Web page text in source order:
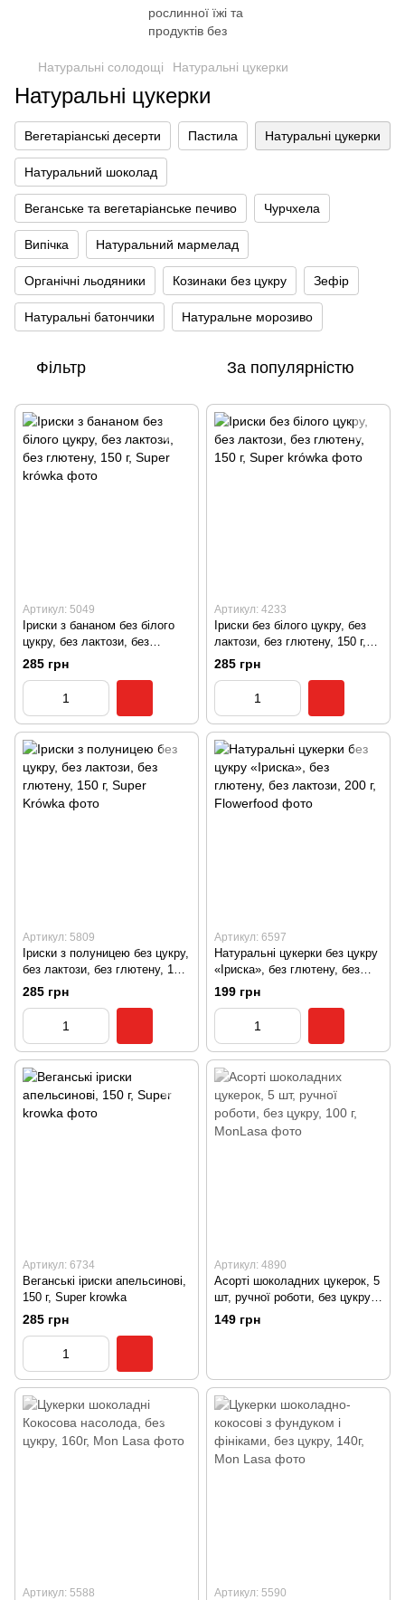
Натуральні солодощі Натуральні цукерки
Натуральні цукерки
Вегетаріанські десерти Пастила Натуральні цукерки
Натуральний шоколад
Веганське та вегетаріанське печиво Чурчхела
Випічка Натуральний мармелад
Органічні льодяники Козинаки без цукру Зефір
Натуральні батончики Натуральне морозиво
Фільтр За популярністю
Артикул: 5049
Іриски з бананом без білого
цукру, без лактози, без
глютену, 150 г, Super krówka
285 грн
Артикул: 4233
Іриски без білого цукру, без
лактози, без глютену, 150 г,
Super krówka
285 грн
Артикул: 5809
Іриски з полуницею без цукру,
без лактози, без глютену, 150
г, Super Krówka
285 грн
Артикул: 6597
Натуральні цукерки без цукру
«Іриска», без глютену, без
лактози, 200 г, Flowerfood
199 грн
Артикул: 6734
Веганські іриски апельсинові,
150 г, Super krowka
285 грн
Артикул: 4890
Асорті шоколадних цукерок, 5
шт, ручної роботи, без цукру,
100 г, MonLasa
149 грн
Артикул: 5588 Артикул: 5590